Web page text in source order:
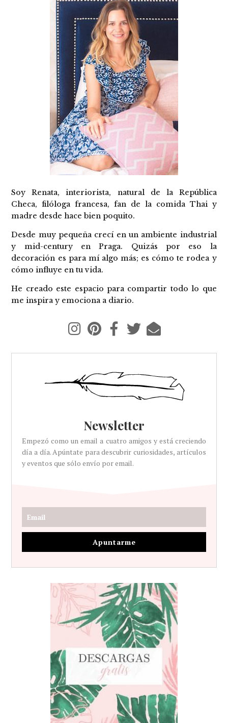
Soy Renata, interiorista, natural de la República
Checa, filóloga francesa, fan de la comida Thai y
madre desde hace bien poquito.
Desde muy pequeña crecí en un ambiente industrial
y mid-century en Praga. Quizás por eso la
decoración es para mí algo más; es cómo te rodea y
cómo influye en tu vida.
He creado este espacio para compartir todo lo que
me inspira y emociona a diario.
Newsletter
Empezó como un email a cuatro amigos y está creciendo
día a día. Apúntate para descubrir curiosidades, artículos
y eventos que sólo envío por email.
Apuntarme